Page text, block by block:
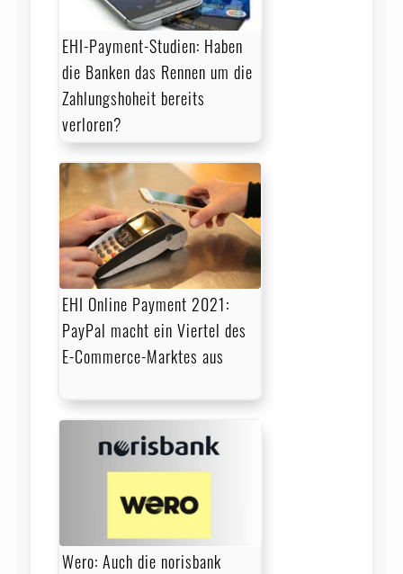
EHI-Payment-Studien: Haben
die Banken das Rennen um die
Zahlungshoheit bereits
verloren?
EHI Online Payment 2021:
PayPal macht ein Viertel des
E-Commerce-Marktes aus
Wero: Auch die norisbank